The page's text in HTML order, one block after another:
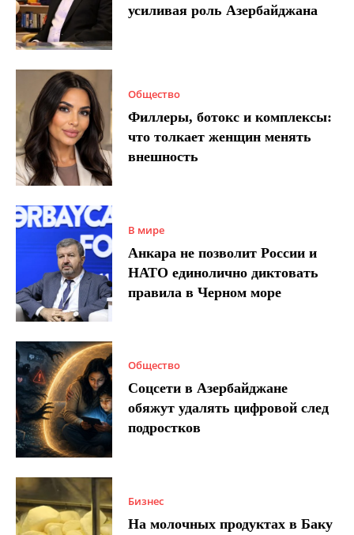
усиливая роль Азербайджана
Общество
Филлеры, ботокс и комплексы:
что толкает женщин менять
внешность
В мире
Анкара не позволит России и
НАТО единолично диктовать
правила в Черном море
Общество
Соцсети в Азербайджане
обяжут удалять цифровой след
подростков
Бизнес
На молочных продуктах в Баку